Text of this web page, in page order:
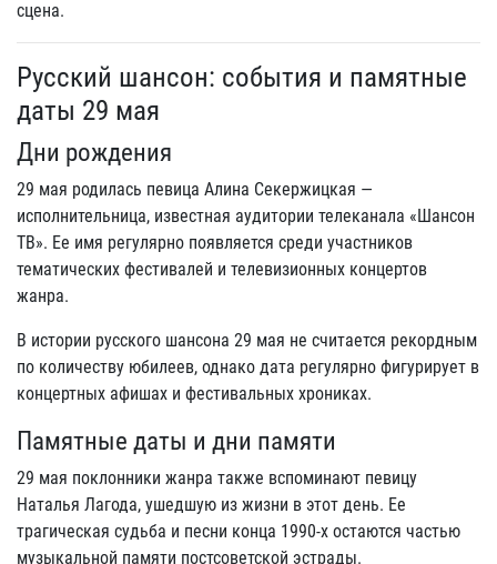
сцена.
Русский шансон: события и памятные
даты 29 мая
Дни рождения
29 мая родилась певица Алина Секержицкая —
исполнительница, известная аудитории телеканала «Шансон
ТВ». Ее имя регулярно появляется среди участников
тематических фестивалей и телевизионных концертов
жанра.
В истории русского шансона 29 мая не считается рекордным
по количеству юбилеев, однако дата регулярно фигурирует в
концертных афишах и фестивальных хрониках.
Памятные даты и дни памяти
29 мая поклонники жанра также вспоминают певицу
Наталья Лагода, ушедшую из жизни в этот день. Ее
трагическая судьба и песни конца 1990-х остаются частью
музыкальной памяти постсоветской эстрады.